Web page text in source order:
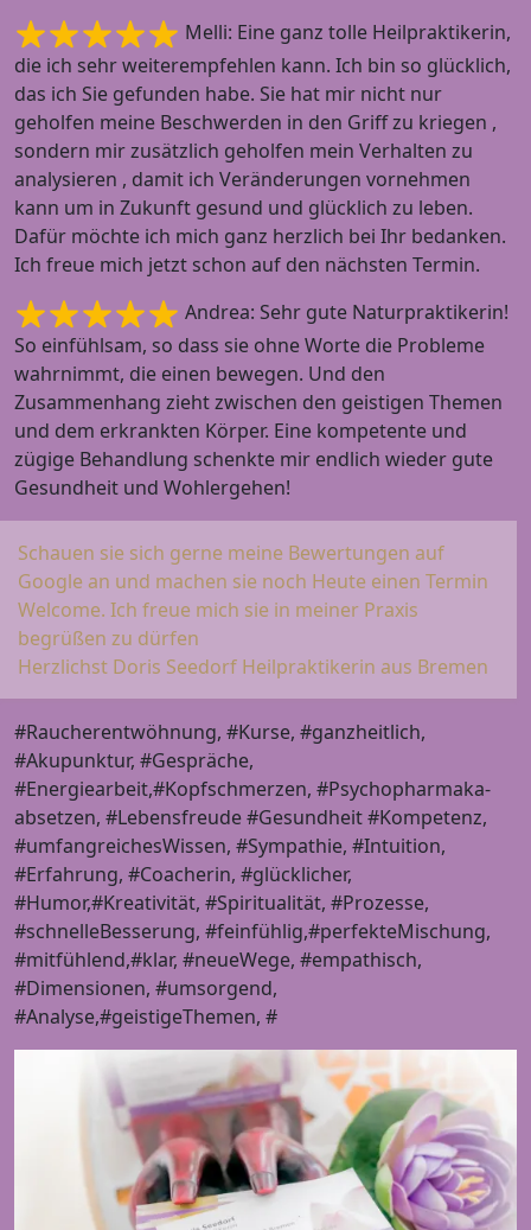
Melli: Eine ganz tolle Heilpraktikerin,
die ich sehr weiterempfehlen kann. Ich bin so glücklich,
das ich Sie gefunden habe. Sie hat mir nicht nur
geholfen meine Beschwerden in den Griff zu kriegen ,
sondern mir zusätzlich geholfen mein Verhalten zu
analysieren , damit ich Veränderungen vornehmen
kann um in Zukunft gesund und glücklich zu leben.
Dafür möchte ich mich ganz herzlich bei Ihr bedanken.
Ich freue mich jetzt schon auf den nächsten Termin.
Andrea: Sehr gute Naturpraktikerin!
So einfühlsam, so dass sie ohne Worte die Probleme
wahrnimmt, die einen bewegen. Und den
Zusammenhang zieht zwischen den geistigen Themen
und dem erkrankten Körper. Eine kompetente und
zügige Behandlung schenkte mir endlich wieder gute
Gesundheit und Wohlergehen!
Schauen sie sich gerne meine Bewertungen auf
Google an und machen sie noch Heute einen Termin
Welcome. Ich freue mich sie in meiner Praxis
begrüßen zu dürfen
Herzlichst Doris Seedorf Heilpraktikerin aus Bremen
#Raucherentwöhnung, #Kurse, #ganzheitlich,
#Akupunktur, #Gespräche,
#Energiearbeit,#Kopfschmerzen, #Psychopharmaka-
absetzen, #Lebensfreude #Gesundheit #Kompetenz,
#umfangreichesWissen, #Sympathie, #Intuition,
#Erfahrung, #Coacherin, #glücklicher,
#Humor,#Kreativität, #Spiritualität, #Prozesse,
#schnelleBesserung, #feinfühlig,#perfekteMischung,
#mitfühlend,#klar, #neueWege, #empathisch,
#Dimensionen, #umsorgend,
#Analyse,#geistigeThemen, #